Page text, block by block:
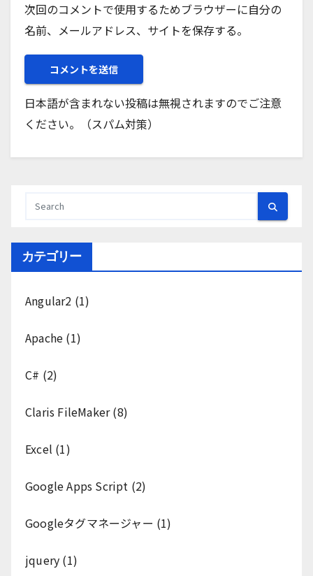
次回のコメントで使用するためブラウザーに自分の
名前、メールアドレス、サイトを保存する。
日本語が含まれない投稿は無視されますのでご注意
ください。（スパム対策）
カテゴリー
Angular2 (1)
Apache (1)
C# (2)
Claris FileMaker(8)
Excel (1)
Google Apps Script (2)
Googleタグマネージャー (1)
jquery (1)